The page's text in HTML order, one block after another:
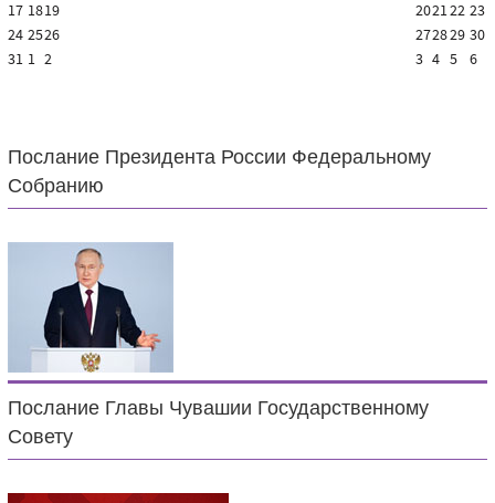
17 1819 202122 23
24 2526 272829 30
31 1 2 3 4 5 6
Послание Президента России Федеральному
Собранию
Послание Главы Чувашии Государственному
Совету